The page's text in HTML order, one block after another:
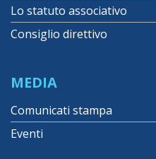
Lo statuto associativo
Consiglio direttivo
MEDIA
Comunicati stampa
Eventi